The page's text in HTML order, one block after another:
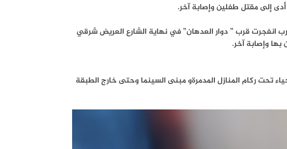
إلى مقتل طفلين وإصابة آخر.
انفجرت قرب ” دوار العدهان” في نهاية الشارع العريض شرقي
وإصابة آخر.
تحت ركام المنازل المدمرةو مبنى السينما وحتى خارج الطبقة